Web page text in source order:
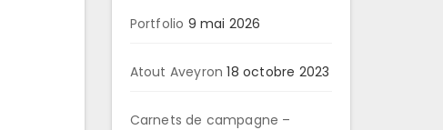
Portfolio 9 mai 2026
Atout Aveyron 18 octobre 2023
Carnets de campagne –